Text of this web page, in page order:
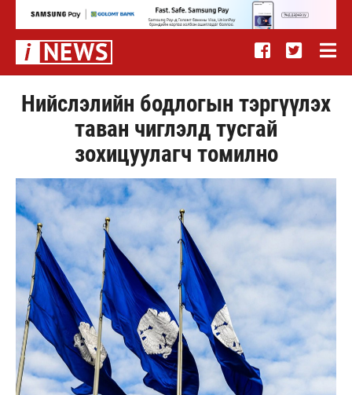
Нийслэлийн бодлогын тэргүүлэх
таван чиглэлд тусгай
зохицуулагч томилно